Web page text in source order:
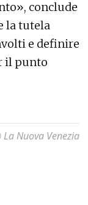
conclude
la tutela
e definire
il punto
Nuova Venezia